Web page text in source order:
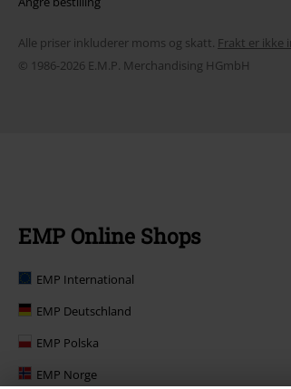
Alle priser inkluderer moms og skatt. Frakt er ikke
© 1986-2026 E.M.P. Merchandising HGmbH
EMP Online Shops
EMP International
EMP Deutschland
EMP Polska
EMP Norge